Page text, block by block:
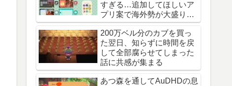
すぎる…追加してほしいア
プリ案で海外勢が大盛り上
がり
200万ベル分のカブを買っ
た翌日、知らずに時間を戻
して全部腐らせてしまった
話に共感が集まる
あつ森を通してAuDHDの息